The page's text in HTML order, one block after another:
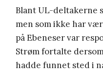
Blant UL-deltakerne
men som ikke har
på Ebeneser var
Strøm fortalte
hadde funnet sted i